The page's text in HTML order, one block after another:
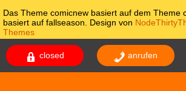
closed anrufen
Impressum Datenschutzerklärung
Das Theme comicnew basiert auf dem Theme
basiert auf fallseason. Design von
Themes